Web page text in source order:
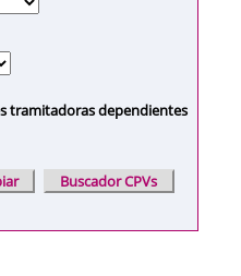
tramitadoras dependientes